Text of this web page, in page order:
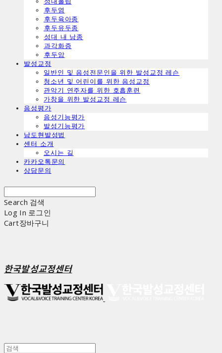
ㅤ후두염
ㅤ후두육아종
ㅤ후두유두종
ㅤ성대 내 낭종
ㅤ과각화증
ㅤ후두암
발성교정
일반인 및 음성전문인을 위한 발성교정 레슨
청소년 및 어린이를 위한 음성교정
관악기 연주자를 위한 호흡훈련
가창을 위한 발성교정 레슨
음성평가
음성기능평가
발성기능평가
남도현발성법
센터 소개
오시는 길
카카오톡문의
상담문의
Search 검색
Log In 로그인
Cart장바구니
한국발성교정센터